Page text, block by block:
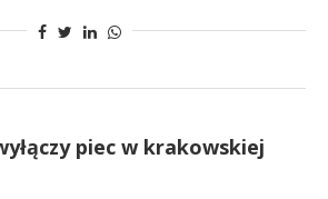
piec w krakowskiej